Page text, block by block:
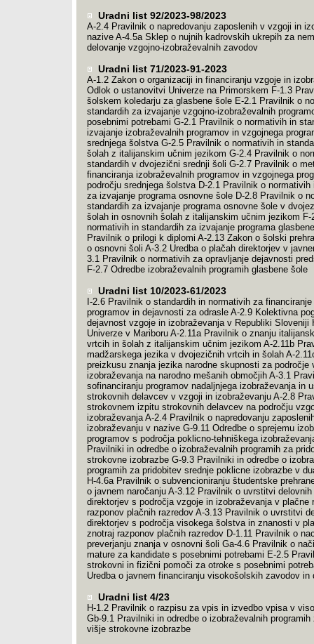
Uradni list 92/2023-98/2023
A-2.4 Pravilnik o napredovanju zaposlenih v vzgoji in
nazive A-4.5a Sklep o nujnih kadrovskih ukrepih za
delovanje vzgojno-izobraževalnih zavodov
Uradni list 71/2023-91-2023
A-1.2 Zakon o organizaciji in financiranju vzgoje in
Odlok o ustanovitvi Univerze na Primorskem F-1.3
šolskem koledarju za glasbene šole E-2.1 Pravilnik o
standardih za izvajanje vzgojno-izobraževalnih
posebnimi potrebami G-2.1 Pravilnik o normativih in
izvajanje izobraževalnih programov in vzgojnega
srednjega šolstva G-2.5 Pravilnik o normativih in
šolah z italijanskim učnim jezikom G-2.4 Pravilnik o
standardih v dvojezični srednji šoli G-2.7 Pravilnik o
financiranja izobraževalnih programov in vzgojnega
področju srednjega šolstva D-2.1 Pravilnik o normativih
za izvajanje programa osnovne šole D-2.8 Pravilnik o
standardih za izvajanje programa osnovne šole v
šolah in osnovnih šolah z italijanskim učnim jezikom F-
normativih in standardih za izvajanje programa
Pravilnik o prilogi k diplomi A-2.13 Zakon o šolski
o osnovni šoli A-3.2 Uredba o plačah direktorjev v
3.1 Pravilnik o normativih za opravljanje dejavnosti
F-2.7 Odredbe izobraževalnih programih glasbene šole
Uradni list 10/2023-61/2023
I-2.6 Pravilnik o standardih in normativih za
programov in dejavnosti za odrasle A-2.9 Kolektivna
dejavnost vzgoje in izobraževanja v Republiki Sloveniji
Univerze v Mariboru A-2.11a Pravilnik o znanju
vrtcih in šolah z italijanskim učnim jezikom A-2.11b
madžarskega jezika v dvojezičnih vrtcih in šolah A-
preizkusu znanja jezika narodne skupnosti za področje
izobraževanja na narodno mešanih območjih A-3.1
sofinanciranju programov nadaljnjega izobraževanja in
strokovnih delavcev v vzgoji in izobraževanju A-2.8
strokovnem izpitu strokovnih delavcev na področju
izobraževanja A-2.4 Pravilnik o napredovanju
izobraževanju v nazive G-9.11 Odredbe o sprejemu
programov s področja poklicno-tehniškega
Pravilniki in odredbe o izobraževalnih programih za
strokovne izobrazbe G-9.3 Pravilniki in odredbe o
programih za pridobitev srednje poklicne izobrazbe v
H-4.6a Pravilnik o subvencioniranju študentske
o javnem naročanju A-3.12 Pravilnik o uvrstitvi
direktorjev s področja vzgoje in izobraževanja v plačne
razponov plačnih razredov A-3.13 Pravilnik o uvrstitvi
direktorjev s področja visokega šolstva in znanosti v
znotraj razponov plačnih razredov D-1.11 Pravilnik o
preverjanju znanja v osnovni šoli Ga-4.6 Pravilnik o
mature za kandidate s posebnimi potrebami E-2.5
strokovni in fizični pomoči za otroke s posebnimi
Uredba o javnem financiranju visokošolskih zavodov in
Uradni list 4/23
H-1.2 Pravilnik o razpisu za vpis in izvedbo vpisa v
Gb-9.1 Pravilniki in odredbe o izobraževalnih programih
višje strokovne izobrazbe